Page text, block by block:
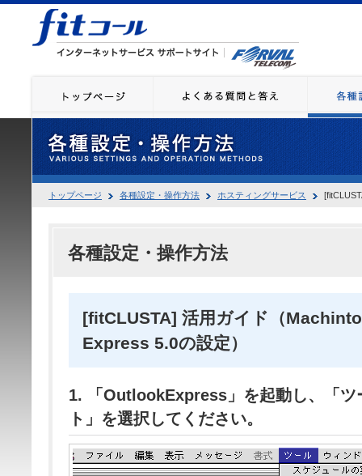
トップページ 各種設定・操作方法 ホスティングサービス
各種設定・操作方法
[fitCLUSTA] 活用ガイド（
Express 5.0の設定）
1. 「OutlookExpress」を起動し、「ツ
ト」を選択してください。